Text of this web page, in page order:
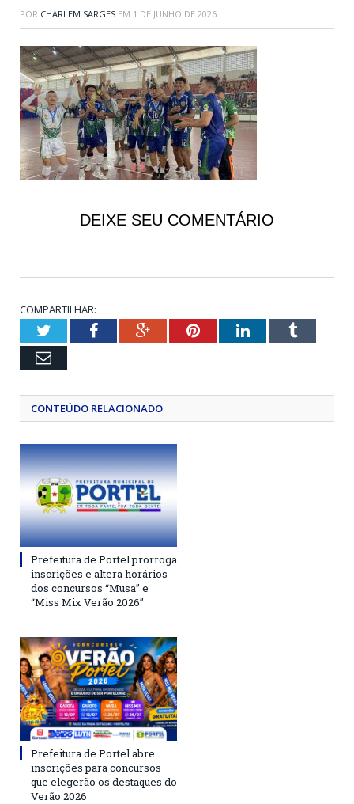
POR CHARLEM SARGES EM 1 DE JUNHO DE 2026
DEIXE SEU COMENTÁRIO
COMPARTILHAR:
TwitterFacebookGoogle+PinterestLinkedInTumblr
Email
CONTEÚDO RELACIONADO
Prefeitura de Portel prorroga
inscrições e altera horários
dos concursos “Musa” e
“Miss Mix Verão 2026”
Prefeitura de Portel abre
inscrições para concursos
que elegerão os destaques do
Verão 2026